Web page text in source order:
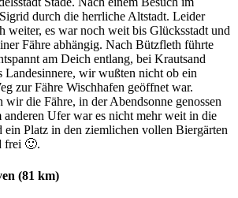
durch die herrliche Altstadt. Leider
weiter, es war noch weit bis Glücksstadt und
Fähre abhängig. Nach Bützfleth führte
am Deich entlang, bei Krautsand
Landesinnere, wir wußten nicht ob ein
zur Fähre Wischhafen geöffnet war.
wir die Fähre, in der Abendsonne genossen
Ufer war es nicht mehr weit in die
ein Platz in den ziemlichen vollen Biergärten
frei 🙂.
(81 km)